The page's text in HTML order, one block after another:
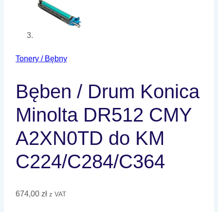
Tonery / Bębny
Bęben / Drum Konica
Minolta DR512 CMY
A2XN0TD do KM
C224/C284/C364
674,00 zł z VAT